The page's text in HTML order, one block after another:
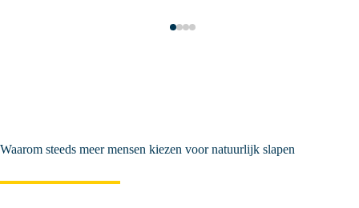
Waarom steeds meer mensen kiezen voor natuurlijk slapen